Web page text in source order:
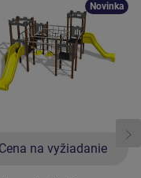
Cena na vyžiadanie
Novinka